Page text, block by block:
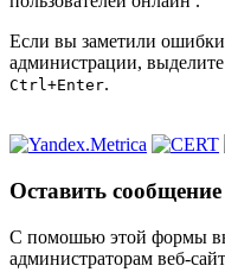
Если вы заметили
администрации,
Ctrl+Enter.
Оставить
С помошью этой формы
администраторам веб-